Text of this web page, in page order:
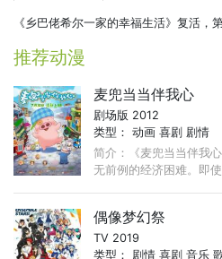
《乡巴佬希尔一家的幸福生活》复活，
推荐动漫
麦兜当当伴我心
剧场版 2012
类型：动画 喜剧 剧情
简介：《麦兜当当伴我
无前例的经济困难。即
偶像梦幻祭
TV 2019
类型： 剧情 喜剧 音乐